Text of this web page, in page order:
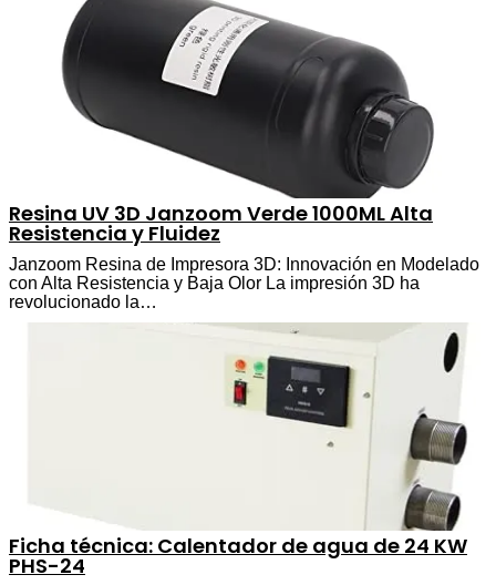
Resina UV 3D Janzoom Verde 1000ML Alta
Resistencia y Fluidez
Janzoom Resina de Impresora 3D: Innovación en Modelado
con Alta Resistencia y Baja Olor La impresión 3D ha
revolucionado la…
Ficha técnica: Calentador de agua de 24 KW
PHS-24